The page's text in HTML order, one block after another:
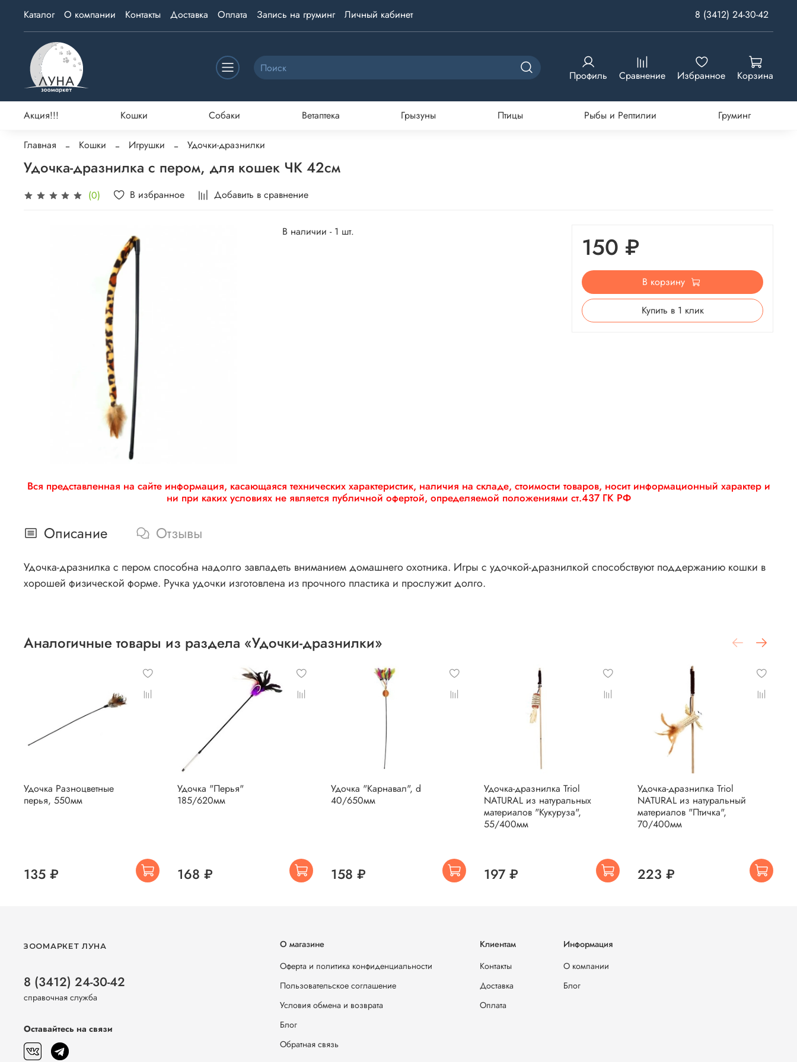
Каталог О компании Контакты Доставка Оплата Запись на груминг Личный кабинет 8 (3412) 24-30-42
Профиль Сравнение Избранное Корзина
Акция!!! Кошки Собаки Ветаптека Грызуны Птицы Рыбы и Рептилии Груминг
Главная Кошки Игрушки Удочки-дразнилки
Удочка-дразнилка с пером, для кошек ЧК 42см
(0) В избранное Добавить в сравнение
В наличии - 1 шт.
150 ₽
В корзину
Купить в 1 клик
Вся представленная на сайте информация, касающаяся технических характеристик, наличия на складе, стоимости товаров, носит информационный характер и
ни при каких условиях не является публичной офертой, определяемой положениями ст.437 ГК РФ
Описание Отзывы
Удочка-дразнилка с пером способна надолго завладеть вниманием домашнего охотника. Игры с удочкой-дразнилкой способствуют поддержанию кошки в
хорошей физической форме. Ручка удочки изготовлена из прочного пластика и прослужит долго.
Аналогичные товары из раздела «Удочки-дразнилки»
Удочка Разноцветные
перья, 550мм
135 ₽
Удочка "Перья"
185/620мм
168 ₽
Удочка "Карнавал", d
40/650мм
158 ₽
Удочка-дразнилка Triol
NATURAL из натуральных
материалов "Кукуруза",
55/400мм
197 ₽
Удочка-дразнилка Triol
NATURAL из натуральный
материалов "Птичка",
70/400мм
223 ₽
О магазине
Оферта и политика конфиденциальности
Пользовательское соглашение
Условия обмена и возврата
Блог
Обратная связь
Клиентам
Контакты
Доставка
Оплата
Информация
О компании
Блог
ЗООМАРКЕТ ЛУНА
8 (3412) 24-30-42
справочная служба
Оставайтесь на связи